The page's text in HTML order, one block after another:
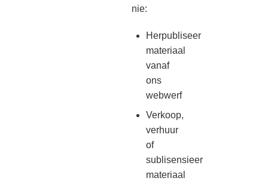
nie:
Herpubliseer
materiaal
vanaf
ons
webwerf
Verkoop,
verhuur
of
sublisensieer
materiaal